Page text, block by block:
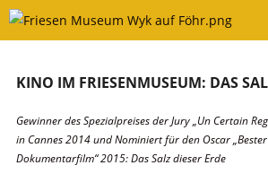
Skip
KINO IM FRIESENMUSEUM: DAS
Gewinner des Spezialpreises der Jury „Un Certain
in Cannes 2014 und Nominiert für den Oscar „Bester
Dokumentarfilm“ 2015: Das Salz dieser Erde